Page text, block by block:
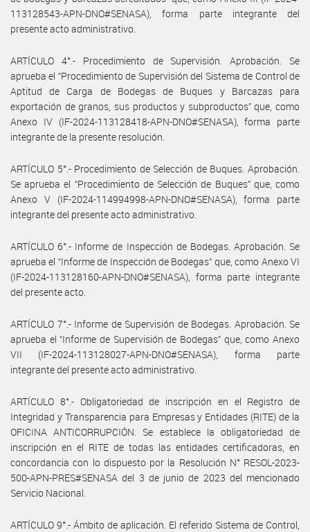
113128543-APN-DNO#SENASA), forma parte integrante del
presente acto administrativo.
ARTÍCULO 4°.- Procedimiento de Supervisión. Aprobación. Se
aprueba el “Procedimiento de Supervisión del Sistema de Control de
Aptitud de Carga de Bodegas de Buques y Barcazas para
exportación de granos, sus productos y subproductos” que, como
Anexo IV (IF-2024-113128418-APN-DNO#SENASA), forma parte
integrante de la presente resolución.
ARTÍCULO 5°.- Procedimiento de Selección de Buques. Aprobación.
Se aprueba el “Procedimiento de Selección de Buques” que, como
Anexo V (IF-2024-114994998-APN-DNO#SENASA), forma parte
integrante del presente acto administrativo.
ARTÍCULO 6°.- Informe de Inspección de Bodegas. Aprobación. Se
aprueba el “Informe de Inspección de Bodegas” que, como Anexo VI
(IF-2024-113128160-APN-DNO#SENASA), forma parte integrante
del presente acto.
ARTÍCULO 7°.- Informe de Supervisión de Bodegas. Aprobación. Se
aprueba el “Informe de Supervisión de Bodegas” que, como Anexo
VII (IF-2024-113128027-APN-DNO#SENASA), forma parte
integrante del presente acto administrativo.
ARTÍCULO 8°.- Obligatoriedad de inscripción en el Registro de
Integridad y Transparencia para Empresas y Entidades (RITE) de la
OFICINA ANTICORRUPCIÓN. Se establece la obligatoriedad de
inscripción en el RITE de todas las entidades certificadoras, en
concordancia con lo dispuesto por la Resolución N° RESOL-2023-
500-APN-PRES#SENASA del 3 de junio de 2023 del mencionado
Servicio Nacional.
ARTÍCULO 9°.- Ámbito de aplicación. El referido Sistema de Control,